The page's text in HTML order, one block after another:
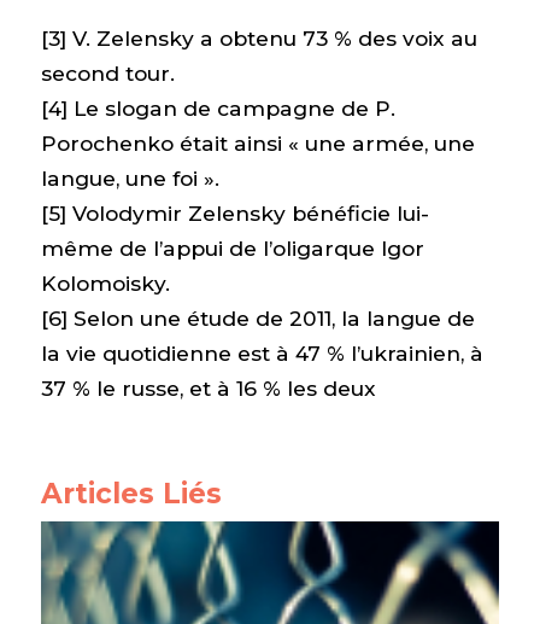
[3] V. Zelensky a obtenu 73 % des voix au
second tour.
[4] Le slogan de campagne de P.
Porochenko était ainsi « une armée, une
langue, une foi ».
[5] Volodymir Zelensky bénéficie lui-
même de l’appui de l’oligarque Igor
Kolomoisky.
[6] Selon une étude de 2011, la langue de
la vie quotidienne est à 47 % l’ukrainien, à
37 % le russe, et à 16 % les deux
Articles Liés